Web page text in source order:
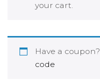
your cart.
Have a coupon?
code